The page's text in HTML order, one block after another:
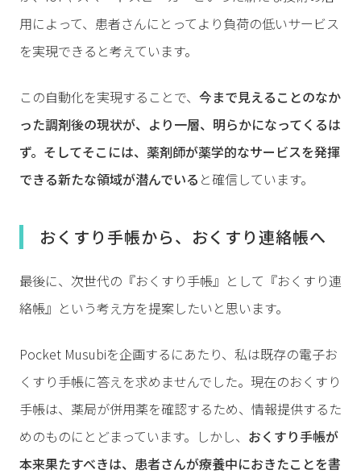
用によって、患者さんにとってより負荷の低いサービス
を実現できると考えています。
この自動化を実現することで、 今まで見えることのなか
った調剤後の現状が、より一層、明らかになってくるは
ず。そしてそこには、薬剤師が薬学的なサービスを発揮
できる新たな領域が潜んでいる と確信しています。
おくすり手帳から、おくすり連絡帳へ
最後に、次世代の『おくすり手帳』として『おくすり連
絡帳』という考え方を提案したいと思います。
Pocket Musubiを企画するにあたり、私は既存の電子お
くすり手帳に答えを求めませんでした。現在のおくすり
手帳は、薬局が併用薬を確認するため、情報提供するた
めのものにとどまっています。しかし、 おくすり手帳が
本来果たすべきは、患者さんが療養中におきたことを書